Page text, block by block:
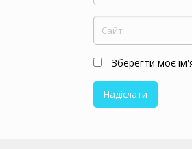
Зберегти моє